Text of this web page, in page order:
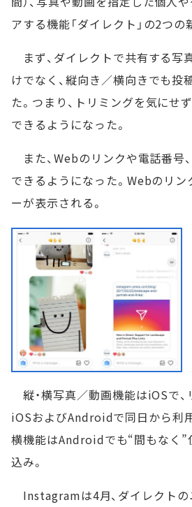
アする機能「ダイレクト」の2つの
まず、ダイレクトで共有する写
けでなく、縦向き／横向きでも投
た。つまり、トリミングを気にせ
できるようになった。
また、Webのリンクや電話番号
できるようになった。Webのリ
ーが表示される。
縦・横写真／動画機能はiOSで
iOSおよびAndroidで同日から利
横機能はAndroidでも“間もなく”
込み。
Instagramは4月、ダイレクト